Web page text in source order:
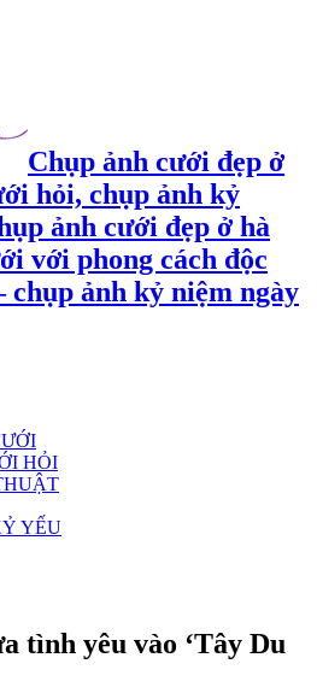
Chụp ảnh cưới đẹp ở
hỏi, chụp ảnh kỷ
ảnh cưới đẹp ở hà
với phong cách độc
chụp ảnh kỷ niệm ngày
HỎI
YẾU
tình yêu vào ‘Tây Du